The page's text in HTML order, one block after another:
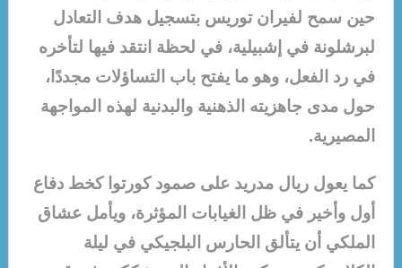
حين سمح لفيران توريس بتسجيل هدف التعادل
لبرشلونة في إشبيلية، في لحظة انتقد فيها لتأخره
في رد الفعل، وهو ما يفتح باب التساؤلات مجددًا،
حول مدى جاهزيته الذهنية والبدنية لهذه المواجهة
المصيرية.
كما يعول ريال مدريد على صمود كورتوا كخط دفاع
أول وأخير في ظل الغيابات المؤثرة، ويأمل عشاق
الملكي أن يتألق الحارس البلجيكي في ليلة